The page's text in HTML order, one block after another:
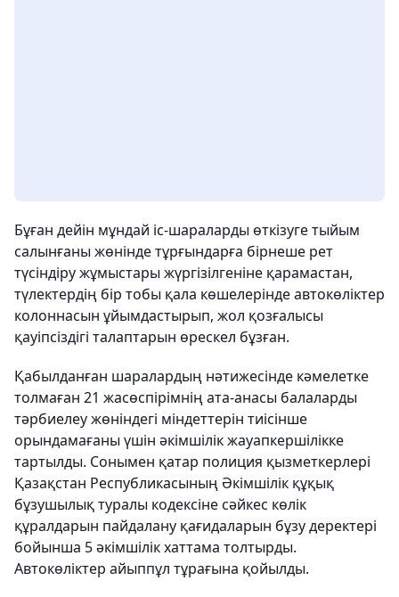
Бұған дейін мұндай іс-шараларды өткізуге тыйым
салынғаны жөнінде тұрғындарға бірнеше рет
түсіндіру жұмыстары жүргізілгеніне қарамастан,
түлектердің бір тобы қала көшелерінде автокөліктер
колоннасын ұйымдастырып, жол қозғалысы
қауіпсіздігі талаптарын өрескел бұзған.
Қабылданған шаралардың нәтижесінде кәмелетке
толмаған 21 жасөспірімнің ата-анасы балаларды
тәрбиелеу жөніндегі міндеттерін тиісінше
орындамағаны үшін әкімшілік жауапкершілікке
тартылды. Сонымен қатар полиция қызметкерлері
Қазақстан Республикасының Әкімшілік құқық
бұзушылық туралы кодексіне сәйкес көлік
құралдарын пайдалану қағидаларын бұзу деректері
бойынша 5 әкімшілік хаттама толтырды.
Автокөліктер айыппұл тұрағына қойылды.